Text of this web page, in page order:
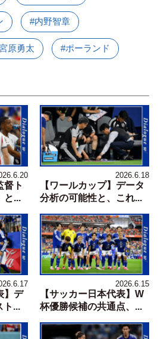
#内野智章
原勇太 #ポーランド
督ト
と...
2026.6.18
【ワールカップ】データ
分析の可能性と、これ...
】デ
ト...
2026.6.15
【サッカー日本代表】W
杯優勝候補の共通点、...